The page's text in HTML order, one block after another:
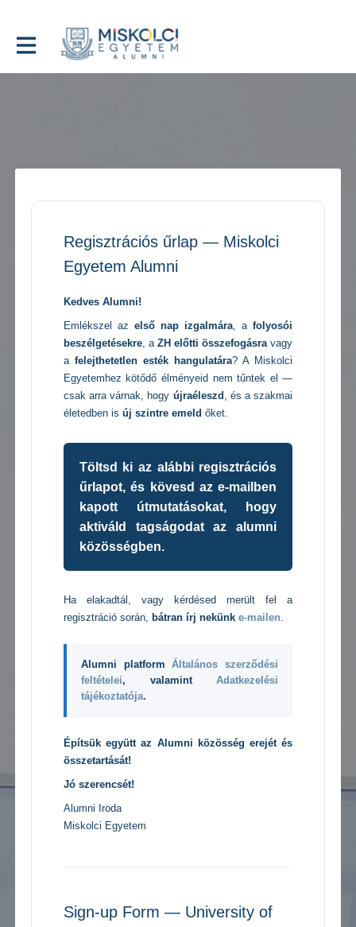
Regisztrációs űrlap — Miskolci
Egyetem Alumni
Kedves Alumni!
Emlékszel az első nap izgalmára, afolyosói
beszélgetésekre, a ZH előtti összefogásravagy
a felejthetetlen esték hangulatára? A Miskolci
Egyetemhez kötődő élményeid nem tűntek el —
csak arra várnak, hogy újraéleszd , és a szakmai
életedben is új szintre emeld őket.
Töltsd ki az alábbi regisztrációs
űrlapot, és kövesd az e-mailben
kapott útmutatásokat, hogy
aktiváld tagságodat az alumni
közösségben.
Ha elakadtál, vagy kérdésed merült fel a
regisztráció során, bátran írj nekünk e-mailen.
Alumni platformÁltalános szerződési
feltételei, valamintAdatkezelési
tájékoztatója.
Építsük együtt az Alumni közösség erejét és
összetartását!
Jó szerencsét!
Alumni Iroda
Miskolci Egyetem
Sign-up Form — University of